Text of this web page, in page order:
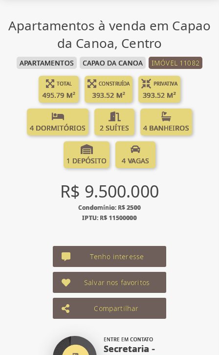
Apartamentos à venda em Capao
da Canoa, Centro
APARTAMENTOS CAPAO DA CANOA IMÓVEL 11082
TOTAL
495.79 M²
CONSTRUÍDA
393.52 M²
PRIVATIVA
393.52 M²
4 DORMITÓRIOS 2 SUÍTES 4 BANHEIROS
1 DEPÓSITO 4 VAGAS
R$ 9.500.000
Condomínio: R$ 2500
IPTU: R$ 11500000
Tenho interesse
Salvar nos favoritos
Compartilhar
ENTRE EM CONTATO
Secretaria -